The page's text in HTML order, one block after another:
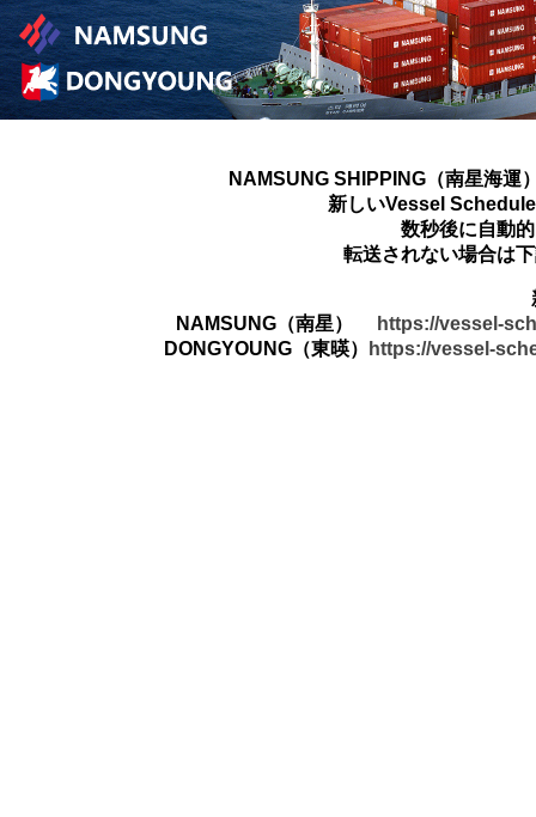
NAMSUNG SHIPPING（南星海運
新しいVessel
数秒後に自動
転送されない場合は
NAMSUNG（南星）
https://vessel-
DONGYOUNG（東暎）
https://vessel-